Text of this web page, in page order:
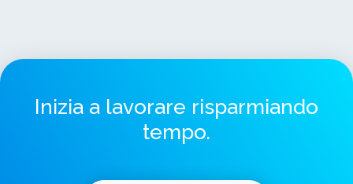
Inizia a lavorare risparmiando
tempo.